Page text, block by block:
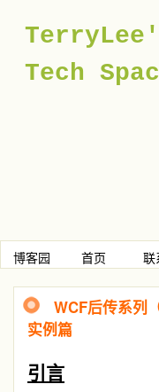
Tech
博客园
首页 联
WCF后传系列
实例篇
引言